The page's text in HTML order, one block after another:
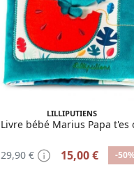
LILLIPUTIENS
Livre bébé Marius Papa t'es
29,90 € 15,00 € -